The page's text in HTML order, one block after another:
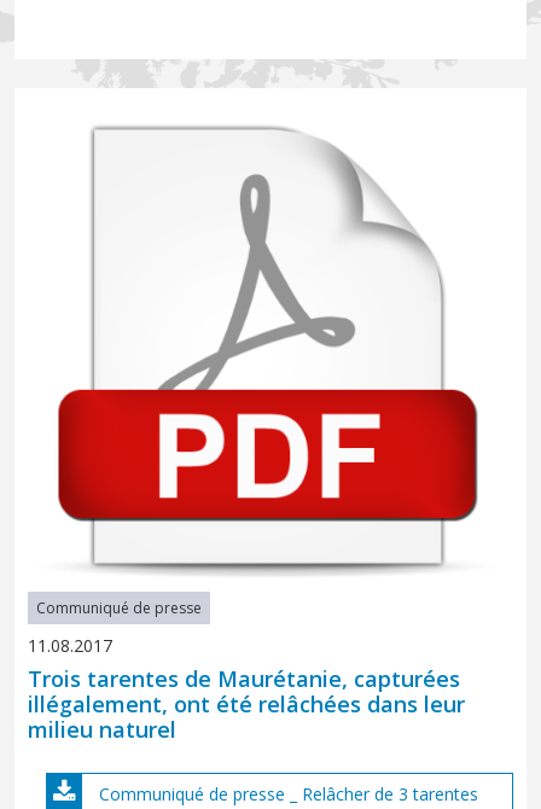
Communiqué de presse
11.08.2017
Trois tarentes de Maurétanie, capturées
illégalement, ont été relâchées dans leur
milieu naturel
Communiqué de presse _ Relâcher de 3 tarentes